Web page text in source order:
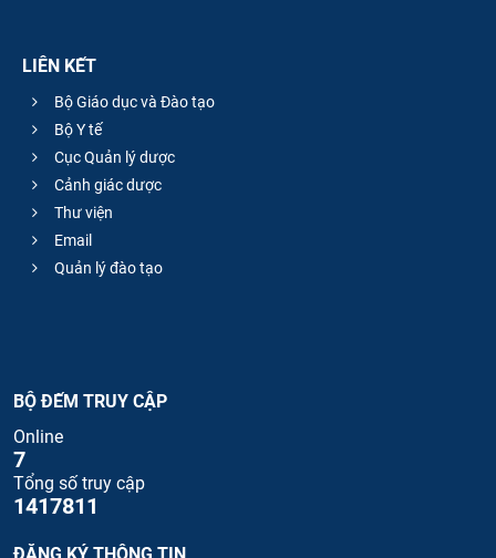
LIÊN KẾT
Bộ Giáo dục và Đào tạo
Bộ Y tế
Cục Quản lý dược
Cảnh giác dược
Thư viện
Email
Quản lý đào tạo
BỘ ĐẾM TRUY CẬP
Online
7
Tổng số truy cập
1417811
ĐĂNG KÝ THÔNG TIN